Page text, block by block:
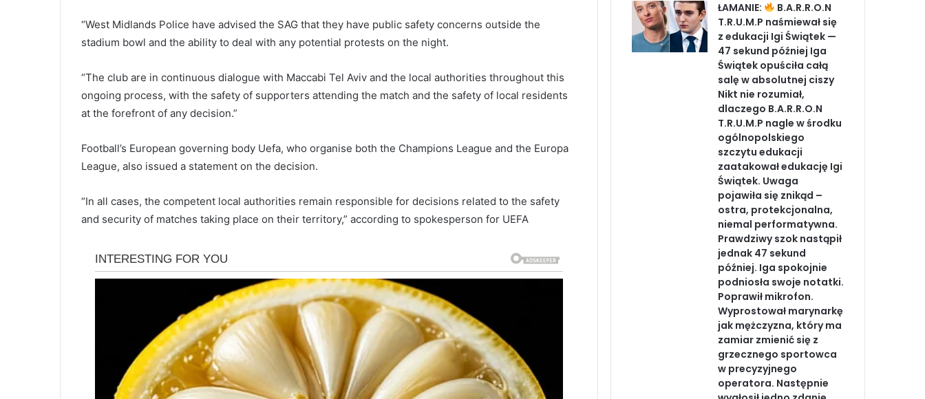
“West Midlands Police have advised the SAG that they have public safety concerns outside the
stadium bowl and the ability to deal with any potential protests on the night.
“The club are in continuous dialogue with Maccabi Tel Aviv and the local authorities throughout this
ongoing process, with the safety of supporters attending the match and the safety of local residents
at the forefront of any decision.”
Football’s European governing body Uefa, who organise both the Champions League and the Europa
League, also issued a statement on the decision.
“In all cases, the competent local authorities remain responsible for decisions related to the safety
and security of matches taking place on their territory,” according to spokesperson for UEFA
ŁAMANIE:
B.A.R.R.O.N
T.R.U.M.P naśmiewał się
z edukacji Igi Świątek —
47 sekund później Iga
Świątek opuściła całą
salę w absolutnej ciszy
Nikt nie rozumiał,
dlaczego B.A.R.R.O.N
T.R.U.M.P nagle w środku
ogólnopolskiego
szczytu edukacji
zaatakował edukację Igi
Świątek. Uwaga
pojawiła się znikąd –
ostra, protekcjonalna,
niemal performatywna.
Prawdziwy szok nastąpił
jednak 47 sekund
później. Iga spokojnie
podniosła swoje notatki.
Poprawił mikrofon.
Wyprostował marynarkę
jak mężczyzna, który ma
zamiar zmienić się z
grzecznego sportowca
w precyzyjnego
operatora. Następnie